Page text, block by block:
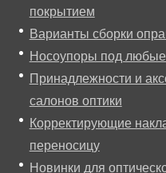
покрытием
Варианты сборки
Носоупоры под любые
Принадлежности и
салонов оптики
Корректирующие
переносицу
Новинки для